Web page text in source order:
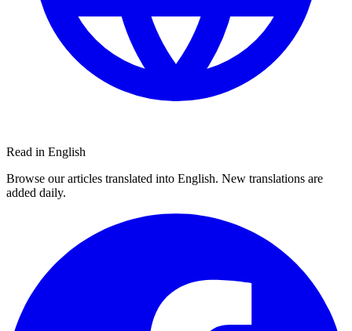
Read in English
Browse our articles translated into English. New translations are
added daily.